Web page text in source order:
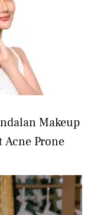
Makeup
Acne Prone